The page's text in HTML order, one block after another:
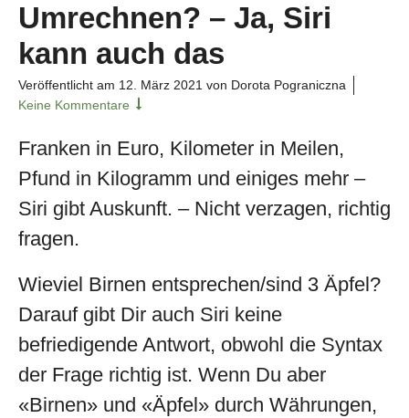
Umrechnen? – Ja, Siri
kann auch das
Veröffentlicht am 12. März 2021 von Dorota Pograniczna
Keine Kommentare
Franken in Euro, Kilometer in Meilen,
Pfund in Kilogramm und einiges mehr –
Siri gibt Auskunft. – Nicht verzagen, richtig
fragen.
Wieviel Birnen entsprechen/sind 3 Äpfel?
Darauf gibt Dir auch Siri keine
befriedigende Antwort, obwohl die Syntax
der Frage richtig ist. Wenn Du aber
«Birnen» und «Äpfel» durch Währungen,